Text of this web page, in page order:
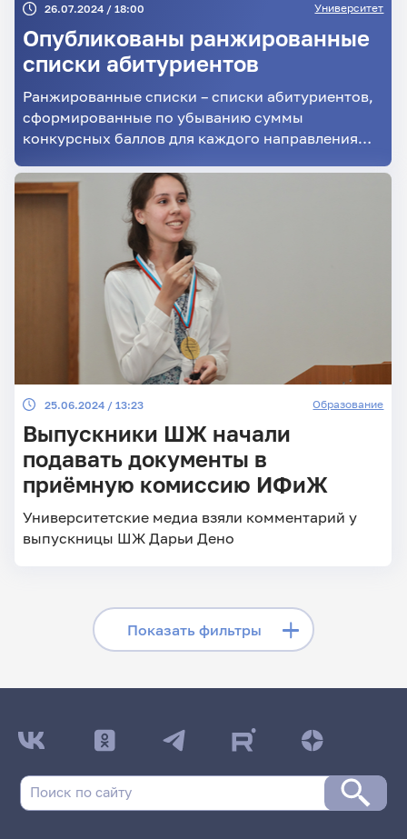
26.07.2024 / 18:00 Университет
Опубликованы ранжированные
списки абитуриентов
Ранжированные списки – списки абитуриентов,
сформированные по убыванию суммы
конкурсных баллов для каждого направления
25.06.2024 / 13:23 Образование
Выпускники ШЖ начали
подавать документы в
приёмную комиссию ИФиЖ
Университетские медиа взяли комментарий у
выпускницы ШЖ Дарьи Дено
Показать фильтры
Скрыть фильтры
Поиск по рубрикам